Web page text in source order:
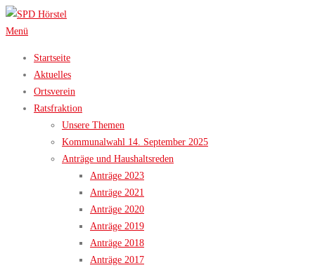
Zum
Inhalt
Menü
Startseite
Aktuelles
Ortsverein
Ratsfraktion
Unsere Themen
Kommunalwahl 14. September 2025
Anträge und Haushaltsreden
Anträge 2023
Anträge 2021
Anträge 2020
Anträge 2019
Anträge 2018
Anträge 2017